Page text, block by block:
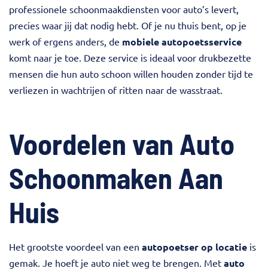
professionele schoonmaakdiensten voor auto’s levert,
precies waar jij dat nodig hebt. Of je nu thuis bent, op je
werk of ergens anders, de mobiele autopoetsservice
komt naar je toe. Deze service is ideaal voor drukbezette
mensen die hun auto schoon willen houden zonder tijd te
verliezen in wachtrijen of ritten naar de wasstraat.
Voordelen van Auto
Schoonmaken Aan
Huis
Het grootste voordeel van een autopoetser op locatie is
gemak. Je hoeft je auto niet weg te brengen. Met auto